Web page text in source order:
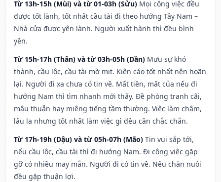
Từ 13h-15h (Mùi) và từ 01-03h (Sửu) Mọi công việc đều
được tốt lành, tốt nhất cầu tài đi theo hướng Tây Nam –
Nhà cửa được yên lành. Người xuất hành thì đều bình
yên.
Từ 15h-17h (Thân) và từ 03h-05h (Dần) Mưu sự khó
thành, cầu lộc, cầu tài mờ mịt. Kiện cáo tốt nhất nên hoãn
lại. Người đi xa chưa có tin về. Mất tiền, mất của nếu đi
hướng Nam thì tìm nhanh mới thấy. Đề phòng tranh cãi,
mâu thuẫn hay miệng tiếng tầm thường. Việc làm chậm,
lâu la nhưng tốt nhất làm việc gì đều cần chắc chắn.
Từ 17h-19h (Dậu) và từ 05h-07h (Mão) Tin vui sắp tới,
nếu cầu lộc, cầu tài thì đi hướng Nam. Đi công việc gặp
gỡ có nhiều may mắn. Người đi có tin về. Nếu chăn nuôi
đều gặp thuận lợi.